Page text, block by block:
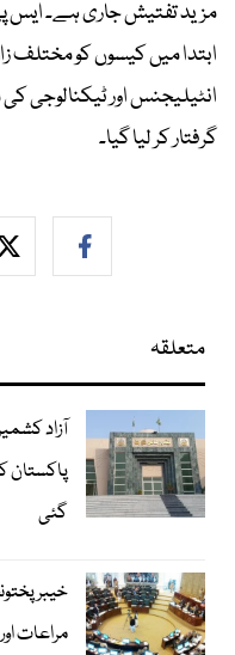
مزید تفتیش جاری ہے۔ ایس
ابتدا میں کیسوں کو مختلف
انٹیلیجنس اور ٹیکنالوجی
گرفتار کر لیا گیا۔
متعلقہ
آزاد
پاکستان
گئی
مراعات